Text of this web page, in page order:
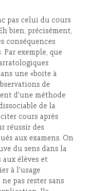
pas celui du cours
bien, précisément,
conséquences
Par exemple, que
une «boite à
de
d’une méthode
de la
cours après
réussir des
aux examens. On
du sens dans la
aux élèves et
à l’usage
pas rester sans